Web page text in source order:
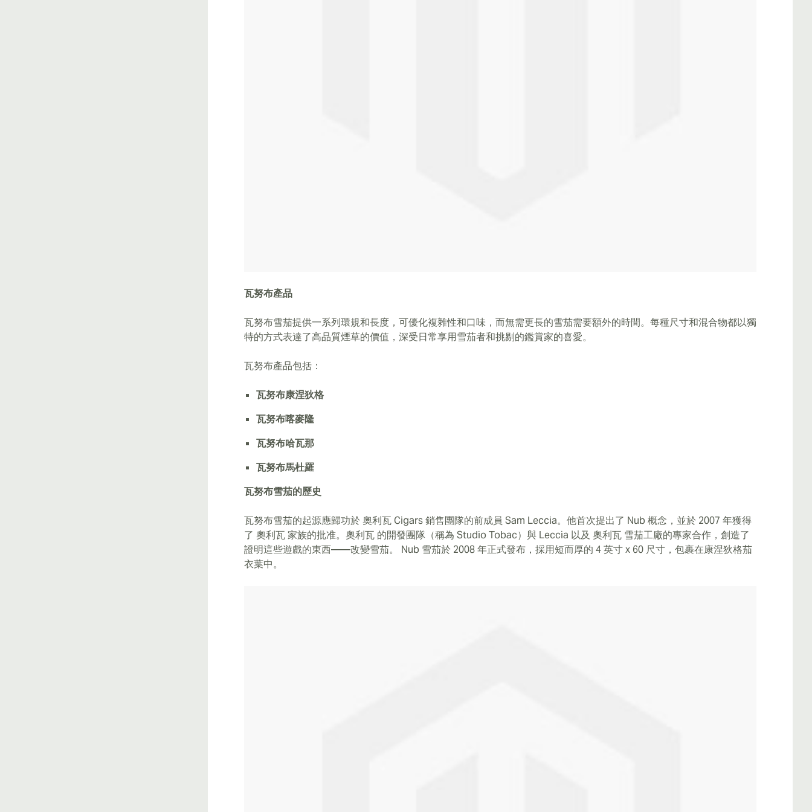
瓦努布產品
瓦努布雪茄提供一系列環規和長度，可優化複雜性和口味，而無需更長的雪茄需要額外的時間。每種尺寸和混合物都以獨
特的方式表達了高品質煙草的價值，深受日常享用雪茄者和挑剔的鑑賞家的喜愛。
瓦努布產品包括：
瓦努布康涅狄格
瓦努布喀麥隆
瓦努布哈瓦那
瓦努布馬杜羅
瓦努布雪茄的歷史
瓦努布雪茄的起源應歸功於 奧利瓦 Cigars 銷售團隊的前成員 Sam Leccia。他首次提出了 Nub 概念，並於 2007 年獲得
了 奧利瓦 家族的批准。奧利瓦 的開發團隊（稱為 Studio Tobac）與 Leccia 以及 奧利瓦 雪茄工廠的專家合作，創造了
證明這些遊戲的東西——改變雪茄。 Nub 雪茄於 2008 年正式發布，採用短而厚的 4 英寸 x 60 尺寸，包裹在康涅狄格茄
衣葉中。